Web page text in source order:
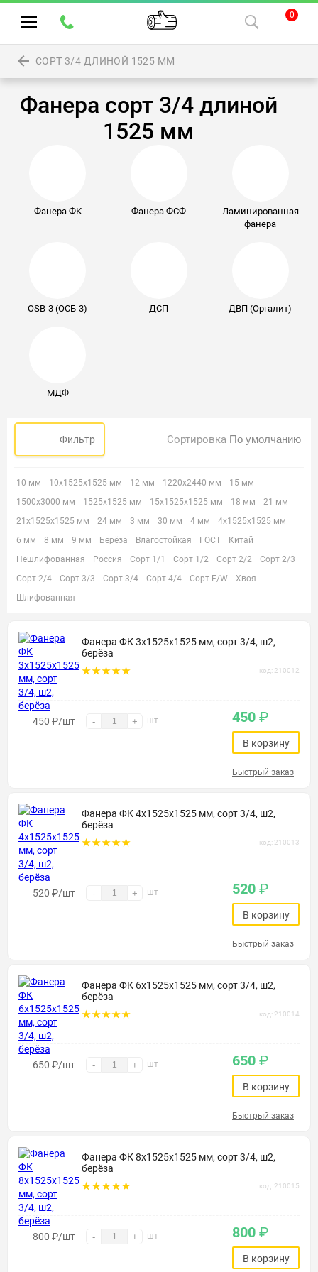
0
СОРТ 3/4 ДЛИНОЙ 1525 ММ
Фанера сорт 3/4 длиной
1525 мм
Фанера ФК Фанера ФСФ
Ламинированная
фанера
OSB-3 (ОСБ-3) ДСП ДВП (Оргалит)
МДФ
Фильтр Сортировка
10 мм 10х1525х1525 мм 12 мм 1220х2440 мм
15 мм
1500х3000 мм
1525х1525 мм 15х1525х1525 мм 18 мм
21 мм
21х1525х1525 мм
24 мм 3 мм 30 мм 4 мм
4х1525х1525 мм
6 мм
8 мм 9 мм Берёза Влагостойкая ГОСТ
Китай
Нешлифованная
Россия Сорт 1/1 Сорт 1/2 Сорт 2/2
Сорт 2/3
Сорт 2/4
Сорт 3/3 Сорт 3/4 Сорт 4/4 Сорт F/W
Хвоя
Шлифованная
Фанера ФК 3х1525х1525 мм, сорт 3/4, ш2,
берёза
код: 210012
450 ₽/шт - + шт 450 ₽
В корзину
Быстрый заказ
Фанера ФК 4х1525х1525 мм, сорт 3/4, ш2,
берёза
код: 210013
520 ₽/шт - + шт 520 ₽
В корзину
Быстрый заказ
Фанера ФК 6х1525х1525 мм, сорт 3/4, ш2,
берёза
код: 210014
650 ₽/шт - + шт 650 ₽
В корзину
Быстрый заказ
Фанера ФК 8х1525х1525 мм, сорт 3/4, ш2,
берёза
код: 210015
800 ₽/шт - + шт 800 ₽
В корзину